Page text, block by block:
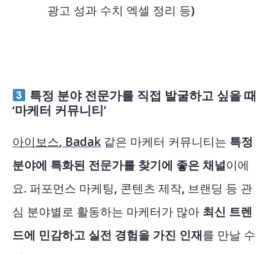
광고 성과 수치 엑셀 정리 등)
특정 분야 전문가를 직접 발굴하고 싶을 때
‘마케터 커뮤니티’
아이보스, Badak 같은 마케터 커뮤니티는 특정
분야에 특화된 전문가를 찾기에 좋은 채널이에
요. 퍼포먼스 마케팅, 콘텐츠 제작, 브랜딩 등 관
심 분야별로 활동하는 마케터가 많아 최신 트렌
드에 민감하고 실전 경험을 가진 인재를 만날 수